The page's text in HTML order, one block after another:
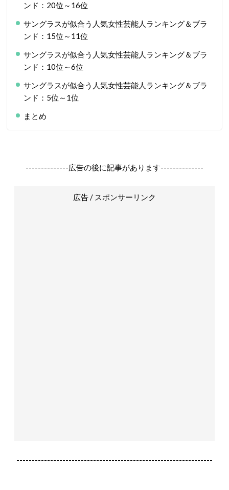
ンド：20位～16位
サングラスが似合う人気女性芸能人ランキング＆ブラ
ンド：15位～11位
サングラスが似合う人気女性芸能人ランキング＆ブラ
ンド：10位～6位
サングラスが似合う人気女性芸能人ランキング＆ブラ
ンド：5位～1位
まとめ
--------------広告の後に記事があります--------------
広告 / スポンサーリンク
----------------------------------------------------------------